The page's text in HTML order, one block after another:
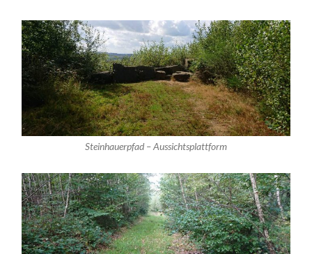
Steinhauerpfad – Aussichtsplattform